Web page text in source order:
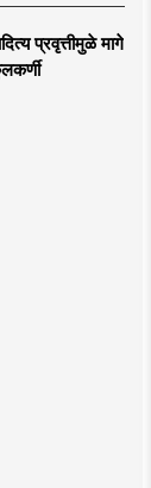
प्रवृत्तीमुळे मागे